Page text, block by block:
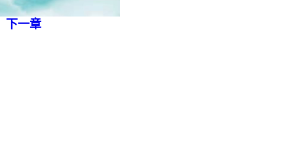
下一章